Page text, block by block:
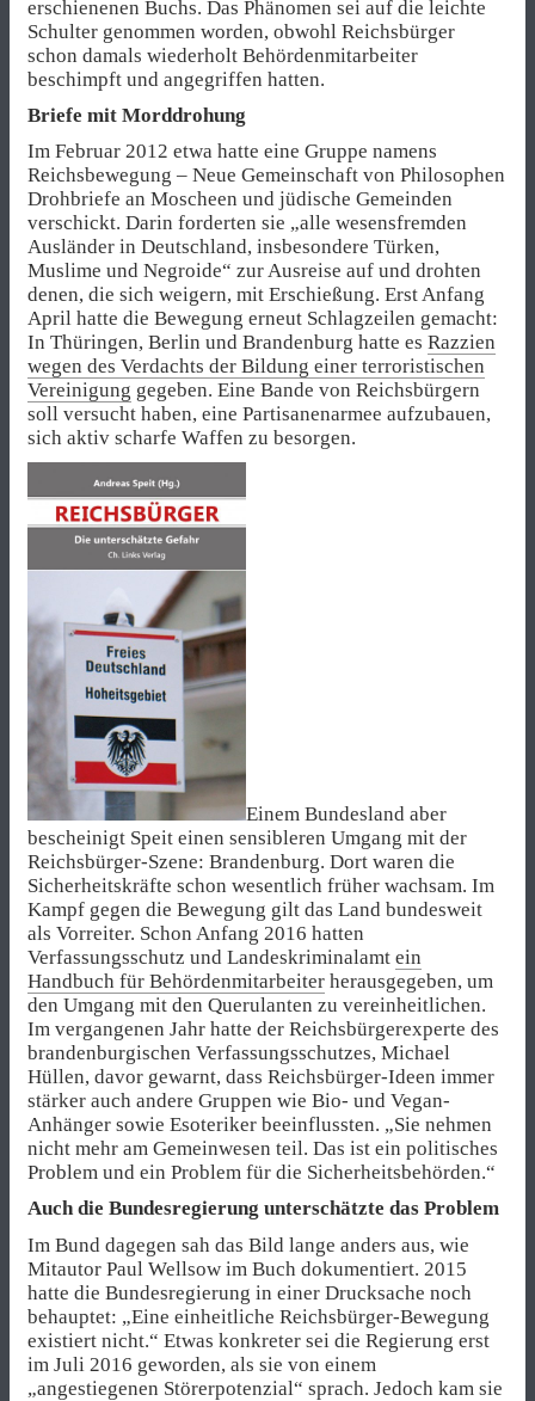
erschienenen Buchs. Das Phänomen sei auf die leichte
Schulter genommen worden, obwohl Reichsbürger
schon damals wiederholt Behördenmitarbeiter
beschimpft und angegriffen hatten.
Briefe mit Morddrohung
Im Februar 2012 etwa hatte eine Gruppe namens
Reichsbewegung – Neue Gemeinschaft von Philosophen
Drohbriefe an Moscheen und jüdische Gemeinden
verschickt. Darin forderten sie „alle wesensfremden
Ausländer in Deutschland, insbesondere Türken,
Muslime und Negroide“ zur Ausreise auf und drohten
denen, die sich weigern, mit Erschießung. Erst Anfang
April hatte die Bewegung erneut Schlagzeilen gemacht:
In Thüringen, Berlin und Brandenburg hatte es Razzien
wegen des Verdachts der Bildung einer terroristischen
Vereinigung gegeben. Eine Bande von Reichsbürgern
soll versucht haben, eine Partisanenarmee aufzubauen,
sich aktiv scharfe Waffen zu besorgen.
Einem Bundesland aber
bescheinigt Speit einen sensibleren Umgang mit der
Reichsbürger-Szene: Brandenburg. Dort waren die
Sicherheitskräfte schon wesentlich früher wachsam. Im
Kampf gegen die Bewegung gilt das Land bundesweit
als Vorreiter. Schon Anfang 2016 hatten
Verfassungsschutz und Landeskriminalamt ein
Handbuch für Behördenmitarbeiter herausgegeben, um
den Umgang mit den Querulanten zu vereinheitlichen.
Im vergangenen Jahr hatte der Reichsbürgerexperte des
brandenburgischen Verfassungsschutzes, Michael
Hüllen, davor gewarnt, dass Reichsbürger-Ideen immer
stärker auch andere Gruppen wie Bio- und Vegan-
Anhänger sowie Esoteriker beeinflussten. „Sie nehmen
nicht mehr am Gemeinwesen teil. Das ist ein politisches
Problem und ein Problem für die Sicherheitsbehörden.“
Auch die Bundesregierung unterschätzte das Problem
Im Bund dagegen sah das Bild lange anders aus, wie
Mitautor Paul Wellsow im Buch dokumentiert. 2015
hatte die Bundesregierung in einer Drucksache noch
behauptet: „Eine einheitliche Reichsbürger-Bewegung
existiert nicht.“ Etwas konkreter sei die Regierung erst
im Juli 2016 geworden, als sie von einem
„angestiegenen Störerpotenzial“ sprach. Jedoch kam sie